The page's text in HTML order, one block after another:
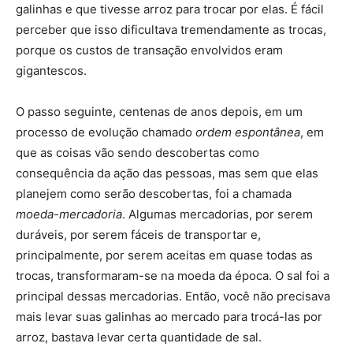
galinhas e que tivesse arroz para trocar por elas. É fácil
perceber que isso dificultava tremendamente as trocas,
porque os custos de transação envolvidos eram
gigantescos.
O passo seguinte, centenas de anos depois, em um
processo de evolução chamado ordem espontânea, em
que as coisas vão sendo descobertas como
consequência da ação das pessoas, mas sem que elas
planejem como serão descobertas, foi a chamada
moeda-mercadoria. Algumas mercadorias, por serem
duráveis, por serem fáceis de transportar e,
principalmente, por serem aceitas em quase todas as
trocas, transformaram-se na moeda da época. O sal foi a
principal dessas mercadorias. Então, você não precisava
mais levar suas galinhas ao mercado para trocá-las por
arroz, bastava levar certa quantidade de sal.